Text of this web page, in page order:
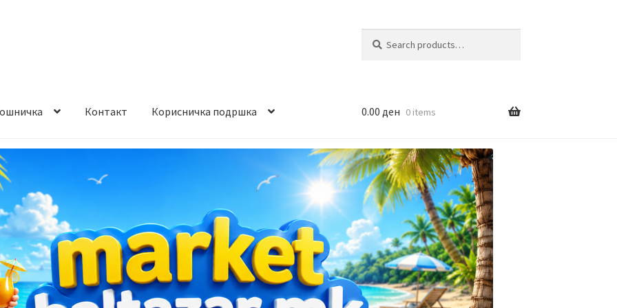
for:
Контакт Корисничка подршка
и начин на плаќање
на производ Услови за користење
0.00 ден 0 items